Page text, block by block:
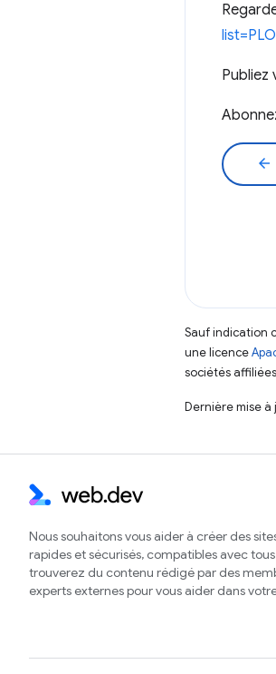
Publiez
arrow_back
Sauf indication
une licence
sociétés
Dernière mise à
Nous souhaitons vous aider à créer des
rapides et sécurisés, compatibles avec
trouverez du contenu rédigé par des
experts externes pour vous aider dans